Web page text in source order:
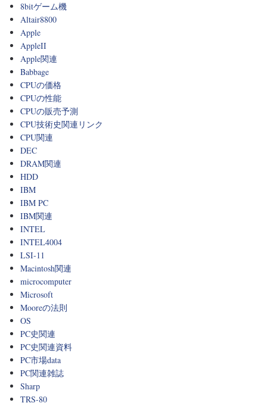
8bitゲーム機
Altair8800
Apple
AppleII
Apple関連
Babbage
CPUの価格
CPUの性能
CPUの販売予測
CPU技術史関連リンク
CPU関連
DEC
DRAM関連
HDD
IBM
IBM PC
IBM関連
INTEL
INTEL4004
LSI-11
Macintosh関連
microcomputer
Microsoft
Mooreの法則
OS
PC史関連
PC史関連資料
PC市場data
PC関連雑誌
Sharp
TRS-80